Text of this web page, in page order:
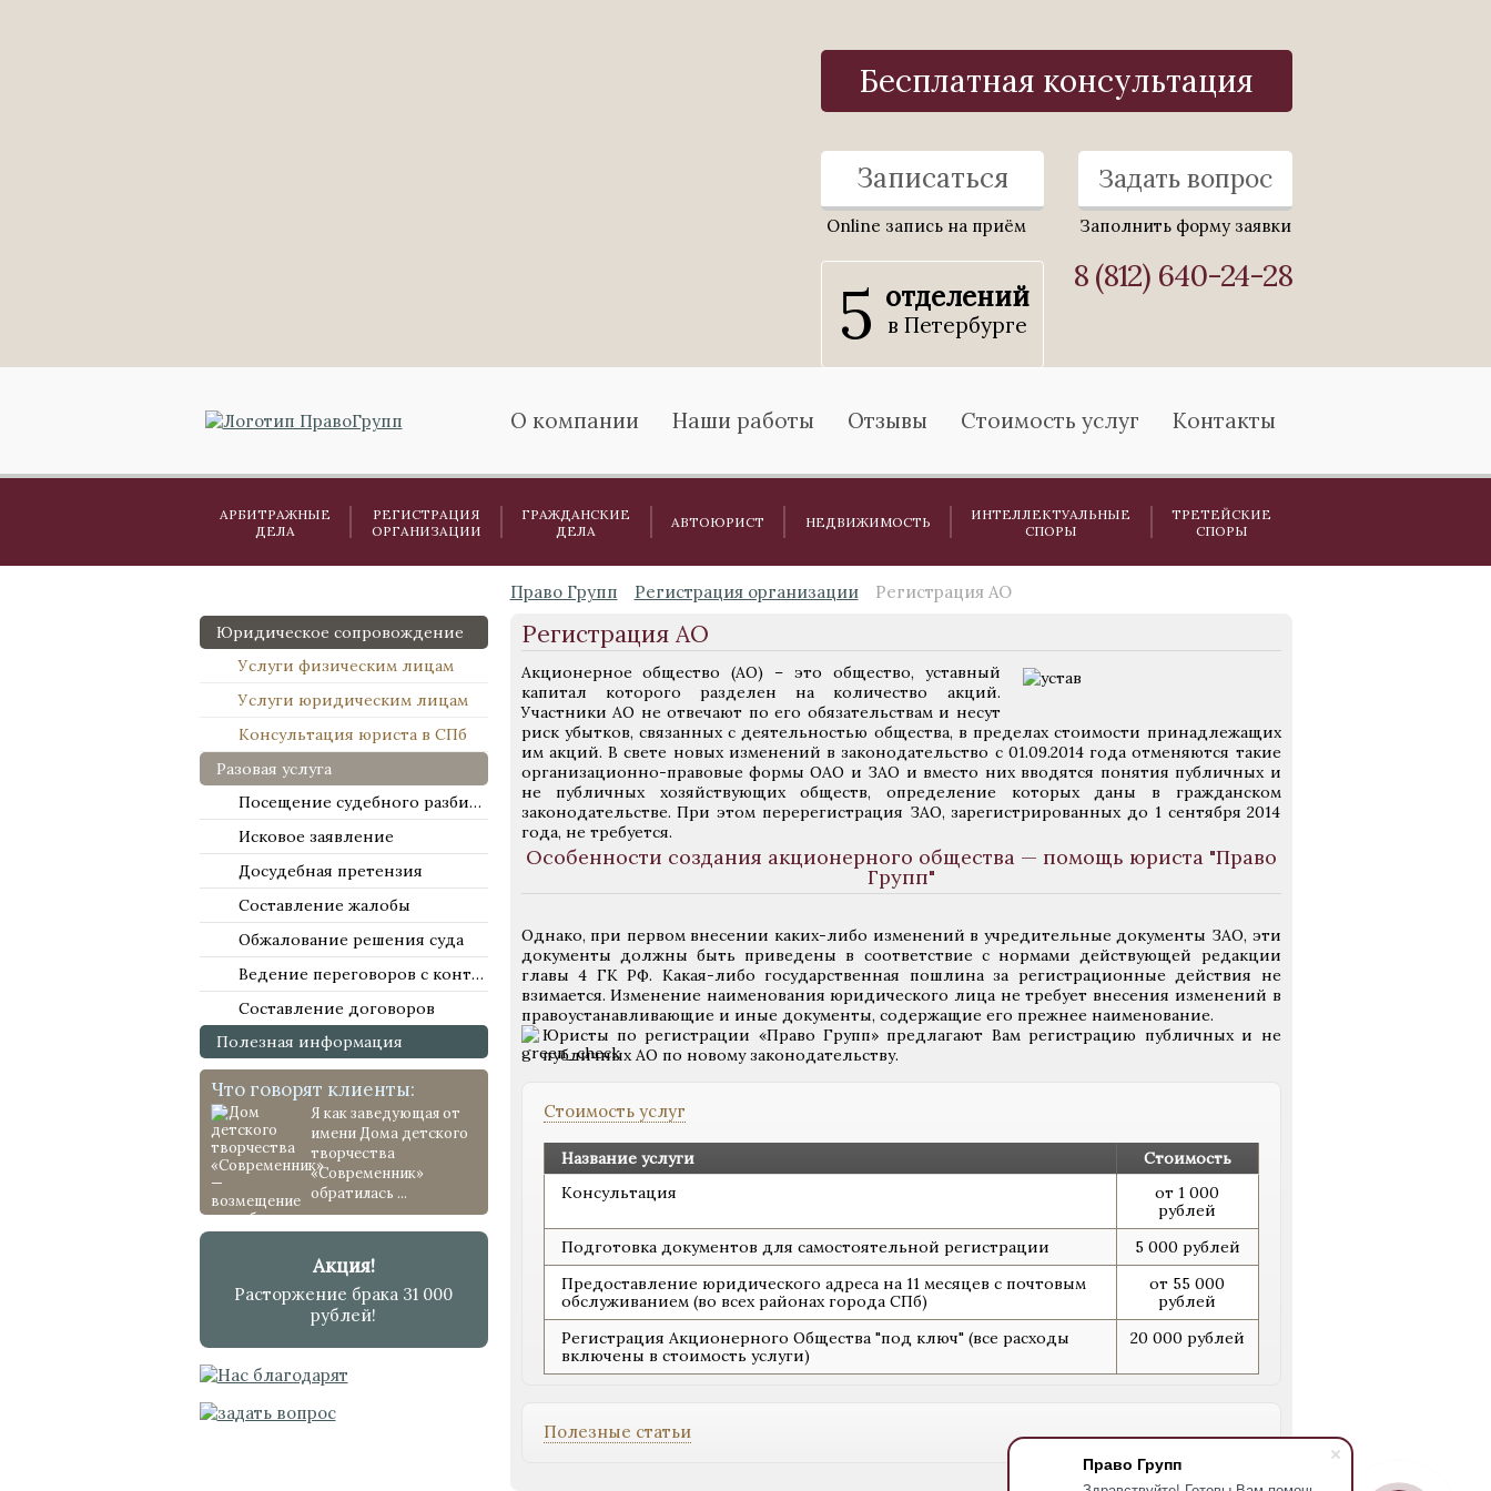
Право Групп
Бесплатная консультация
Записаться
Online запись на приём
Задать вопрос
Заполнить форму заявки
5 отделений
в Петербурге
8 (812) 640-24-28
О компании Наши работы Отзывы Стоимость услуг Контакты
АРБИТРАЖНЫЕ
ДЕЛА
РЕГИСТРАЦИЯ
ОРГАНИЗАЦИИ
ГРАЖДАНСКИЕ
ДЕЛА
АВТОЮРИСТ НЕДВИЖИМОСТЬ
ИНТЕЛЛЕКТУАЛЬНЫЕ
СПОРЫ
ТРЕТЕЙСКИЕ
СПОРЫ
Юридическое сопровождение
Услуги физическим лицам
Услуги юридическим лицам
Консультация юриста в СПб
Разовая услуга
Посещение судебного разбирательства
Исковое заявление
Досудебная претензия
Составление жалобы
Обжалование решения суда
Ведение переговоров с контрагентами
Составление договоров
Полезная информация
Что говорят клиенты:
Я как заведующая от
имени Дома детского
творчества
«Современник»
обратилась ...
Акция!
Расторжение брака 31 000
рублей!
Право Групп Регистрация организации Регистрация АО
Регистрация АО
Акционерное общество (АО) – это общество, уставный
капитал которого разделен на количество акций.
Участники АО не отвечают по его обязательствам и несут
риск убытков, связанных с деятельностью общества, в пределах стоимости принадлежащих
им акций. В свете новых изменений в законодательство с 01.09.2014 года отменяются такие
организационно-правовые формы ОАО и ЗАО и вместо них вводятся понятия публичных и
не публичных хозяйствующих обществ, определение которых даны в гражданском
законодательстве. При этом перерегистрация ЗАО, зарегистрированных до 1 сентября 2014
года, не требуется.
Особенности создания акционерного общества — помощь юриста "Право
Групп"
Однако, при первом внесении каких-либо изменений в учредительные документы ЗАО, эти
документы должны быть приведены в соответствие с нормами действующей редакции
главы 4 ГК РФ. Какая-либо государственная пошлина за регистрационные действия не
взимается. Изменение наименования юридического лица не требует внесения изменений в
правоустанавливающие и иные документы, содержащие его прежнее наименование.
Юристы по регистрации «Право Групп» предлагают Вам регистрацию публичных и не
публичных АО по новому законодательству.
Стоимость услуг
Название услуги
Стоимость
Консультация
от 1 000
рублей
Подготовка документов для самостоятельной регистрации
5 000 рублей
Предоставление юридического адреса на 11 месяцев с почтовым
обслуживанием (во всех районах города СПб)
от 55 000
рублей
Регистрация Акционерного Общества "под ключ" (все расходы
включены в стоимость услуги)
20 000 рублей
Полезные статьи